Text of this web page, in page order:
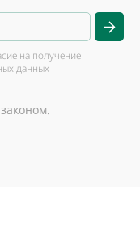
на получение
данных